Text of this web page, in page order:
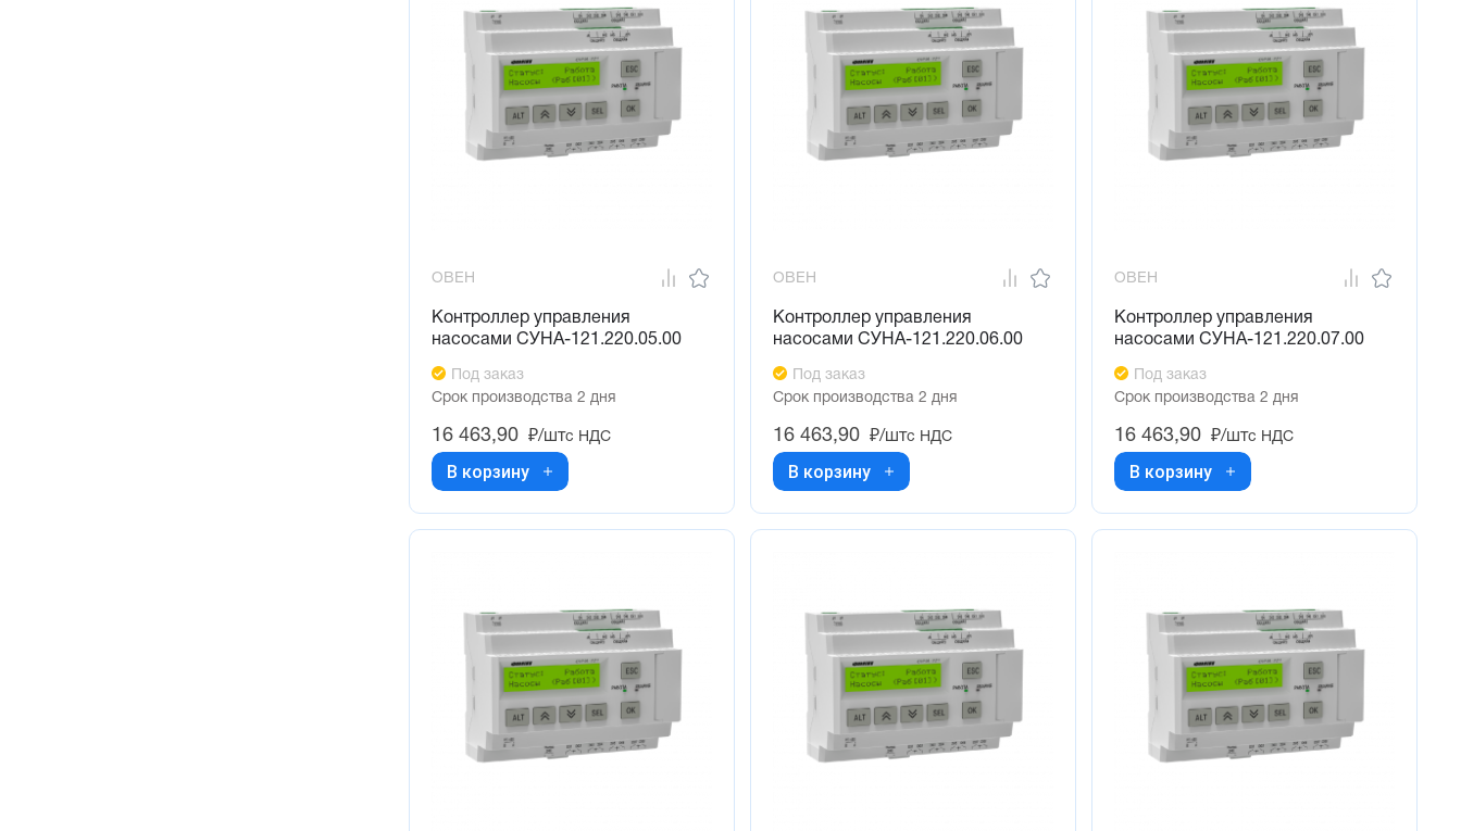
ОВЕН
Контроллер управления
насосами СУНА-121.220.05.00
Под заказ
Срок производства 2 дня
16 463,90 ₽/штс НДС
В корзину
ОВЕН
Контроллер управления
насосами СУНА-121.220.06.00
Под заказ
Срок производства 2 дня
16 463,90 ₽/штс НДС
В корзину
ОВЕН
Контроллер управления
насосами СУНА-121.220.07.00
Под заказ
Срок производства 2 дня
16 463,90 ₽/штс НДС
В корзину